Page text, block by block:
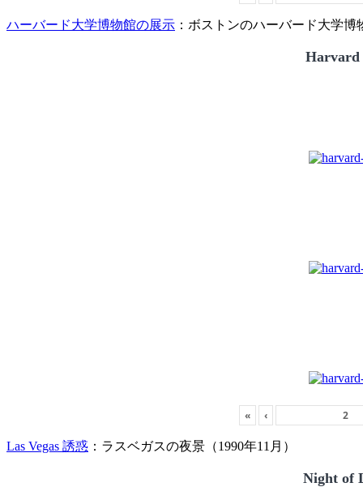
ハーバード大学博物館の展示 ：ボストンのハーバード大学博
Harvard
« ‹
Las Vegas 誘惑 ：ラスベガスの夜景（1990年11月）
Night of